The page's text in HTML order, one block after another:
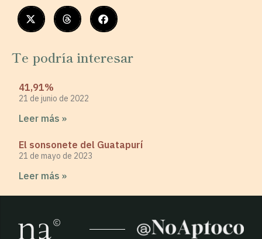
Te podría interesar
41,91%
21 de junio de 2022
Leer más »
El sonsonete del Guatapurí
21 de mayo de 2023
Leer más »